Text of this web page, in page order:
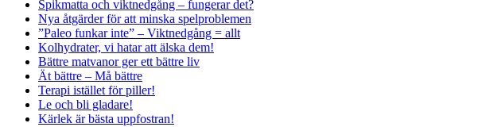
Spikmatta och viktnedgång – fungerar det?
Nya åtgärder för att minska spelproblemen
”Paleo funkar inte” – Viktnedgång = allt
Kolhydrater, vi hatar att älska dem!
Bättre matvanor ger ett bättre liv
Ät bättre – Må bättre
Terapi istället för piller!
Le och bli gladare!
Kärlek är bästa uppfostran!